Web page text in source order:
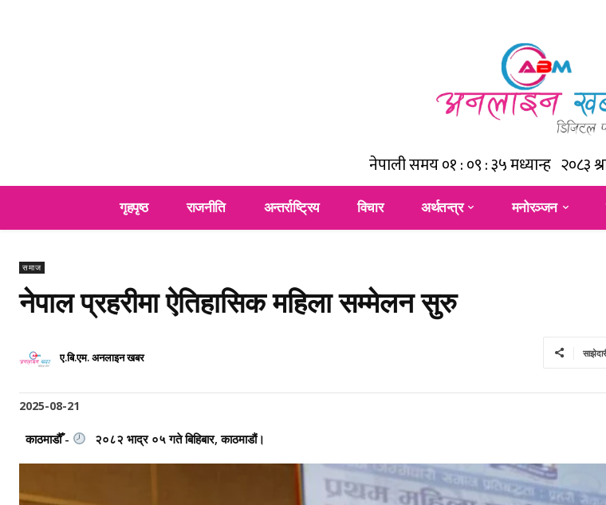
गृहपृष्ठ राजनीति अन्तर्राष्ट्रिय विचार अर्थतन्त्र मनोरञ्जन
समाज
नेपाल प्रहरीमा ऐतिहासिक महिला सम्मेलन सुरु
ए.बि.एम. अनलाइन खबर
2025-08-21
काठमाडौँ - २०८२ भाद्र ०५ गते बिहिबार, काठमाडौं।